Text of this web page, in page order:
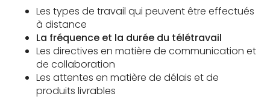
Les types de travail qui peuvent être effectués
à distance
La fréquence et la durée du télétravail
Les directives en matière de communication et
de collaboration
Les attentes en matière de délais et de
produits livrables